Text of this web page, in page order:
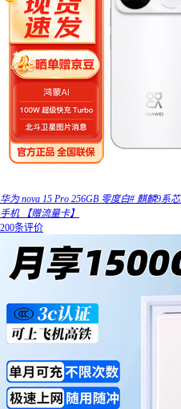
华为 nova 15 Pro 256GB 零度白# 麒麟9系
手机 【赠流量卡】
200条评价